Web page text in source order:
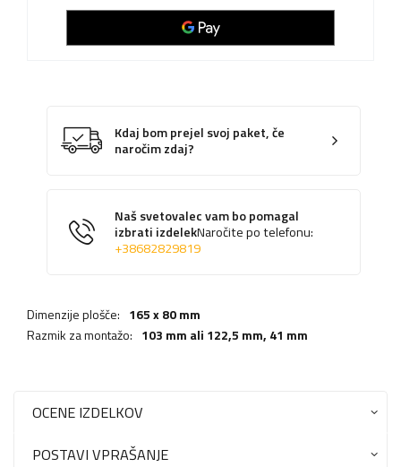
Kdaj bom prejel svoj paket, če
naročim zdaj?
Naš svetovalec vam bo pomagal
izbrati izdelekNaročite po telefonu:
+38682829819
Dimenzije plošče: 165 x 80 mm
Razmik za montažo: 103 mm ali 122,5 mm, 41 mm
OCENE IZDELKOV
POSTAVI VPRAŠANJE